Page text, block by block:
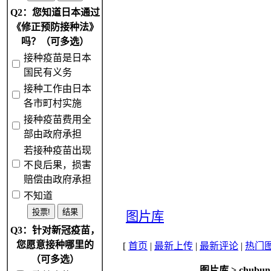
Q2：您知道日本通过
《修正预防接种法》
吗？（可多选）
接种疫苗是日本
国民有义务
接种工作由日本
各市町村实施
接种疫苗费用全
部由政府承担
若接种疫苗出现
不良后果，损害
赔偿由政府承担
不知道
Q3：针对新冠疫苗，
您愿意接种哪里的
（可多选）
图片库
[ 首页 | 最新上传 | 最新评论 | 热门